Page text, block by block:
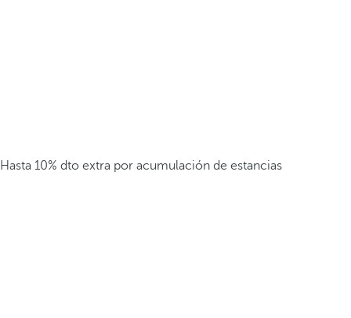
Hasta 10% dto extra por acumulación de estancias